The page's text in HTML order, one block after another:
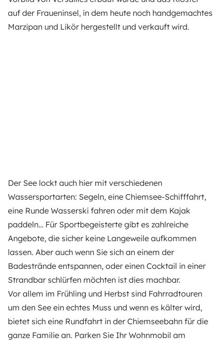
auf der Fraueninsel, in dem heute noch handgemachtes
Marzipan und Likör hergestellt und verkauft wird.
Der See lockt auch hier mit verschiedenen
Wassersportarten: Segeln, eine Chiemsee-Schifffahrt,
eine Runde Wasserski fahren oder mit dem Kajak
paddeln… Für Sportbegeisterte gibt es zahlreiche
Angebote, die sicher keine Langeweile aufkommen
lassen. Aber auch wenn Sie sich an einem der
Badestrände entspannen, oder einen Cocktail in einer
Strandbar schlürfen möchten ist dies machbar.
Vor allem im Frühling und Herbst sind Fahrradtouren
um den See ein echtes Muss und wenn es kälter wird,
bietet sich eine Rundfahrt in der Chiemseebahn für die
ganze Familie an. Parken Sie Ihr Wohnmobil am